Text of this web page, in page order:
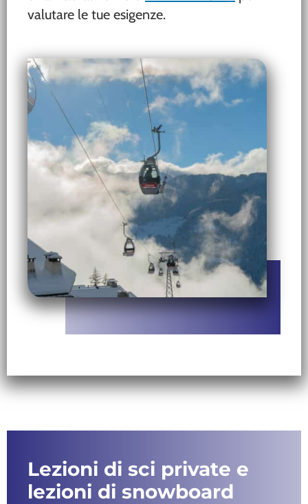
valutare le tue esigenze.
Lezioni di sci private e
lezioni di snowboard